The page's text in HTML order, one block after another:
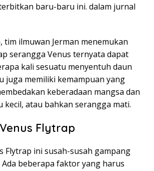
baru-baru ini. dalam jurnal
tim ilmuwan Jerman menemukan
serangga Venus ternyata dapat
kali sesuatu menyentuh daun
juga memiliki kemampuan yang
keberadaan mangsa dan
kecil, atau bahkan serangga mati.
Flytrap
Flytrap ini susah-susah gampang
beberapa faktor yang harus